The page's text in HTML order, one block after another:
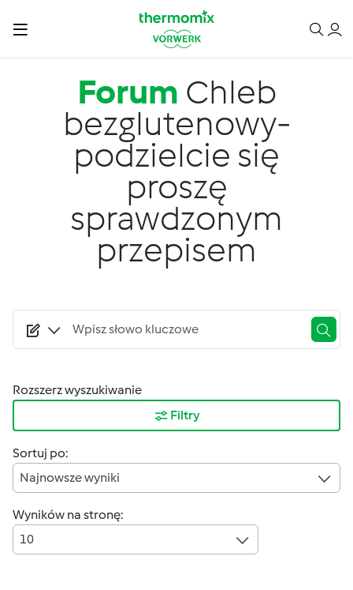
Forum Chleb
bezglutenowy-
podzielcie się
proszę
sprawdzonym
przepisem
Rozszerz wyszukiwanie
Filtry
Sortuj po:
Najnowsze wyniki
Wyników na stronę:
10